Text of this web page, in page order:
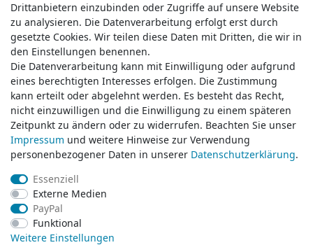
Service & Kontakt
Wünschen Sie einen Rückruf?
service@klamato.de
Schreiben Sie uns:
service@klamato.de
Durchschnittliche Bewertung von
Bewertungsgrundlage des Anbieters: 5 Verkaufs- und 3 Bewertungsplattformen
Drittanbietern einzubinden oder Zugriffe auf unsere Website
zu analysieren. Die Datenverarbeitung erfolgt erst durch
gesetzte Cookies. Wir teilen diese Daten mit Dritten, die wir in
den Einstellungen benennen.
Die Datenverarbeitung kann mit Einwilligung oder aufgrund
eines berechtigten Interesses erfolgen. Die Zustimmung
kann erteilt oder abgelehnt werden. Es besteht das Recht,
nicht einzuwilligen und die Einwilligung zu einem späteren
Zeitpunkt zu ändern oder zu widerrufen. Beachten Sie unser
Impressum und weitere Hinweise zur Verwendung
personenbezogener Daten in unserer Daten­schutz­erklärung.
Essenziell
Externe Medien
PayPal
Funktional
Weitere Einstellungen
Drittanbietern einzubinden oder Zugriffe auf unsere Website
zu analysieren. Die Datenverarbeitung erfolgt erst durch
gesetzte Cookies. Wir teilen diese Daten mit Dritten, die wir in
den Einstellungen benennen.
Die Datenverarbeitung kann mit Einwilligung oder aufgrund
eines berechtigten Interesses erfolgen. Die Zustimmung
kann erteilt oder abgelehnt werden. Es besteht das Recht,
nicht einzuwilligen und die Einwilligung zu einem späteren
Zeitpunkt zu ändern oder zu widerrufen. Beachten Sie unser
Impressum und weitere Hinweise zur Verwendung
personenbezogener Daten in unserer Daten­schutz­erklärung.
Essenziell
Externe Medien
PayPal
Funktional
Weitere Einstellungen